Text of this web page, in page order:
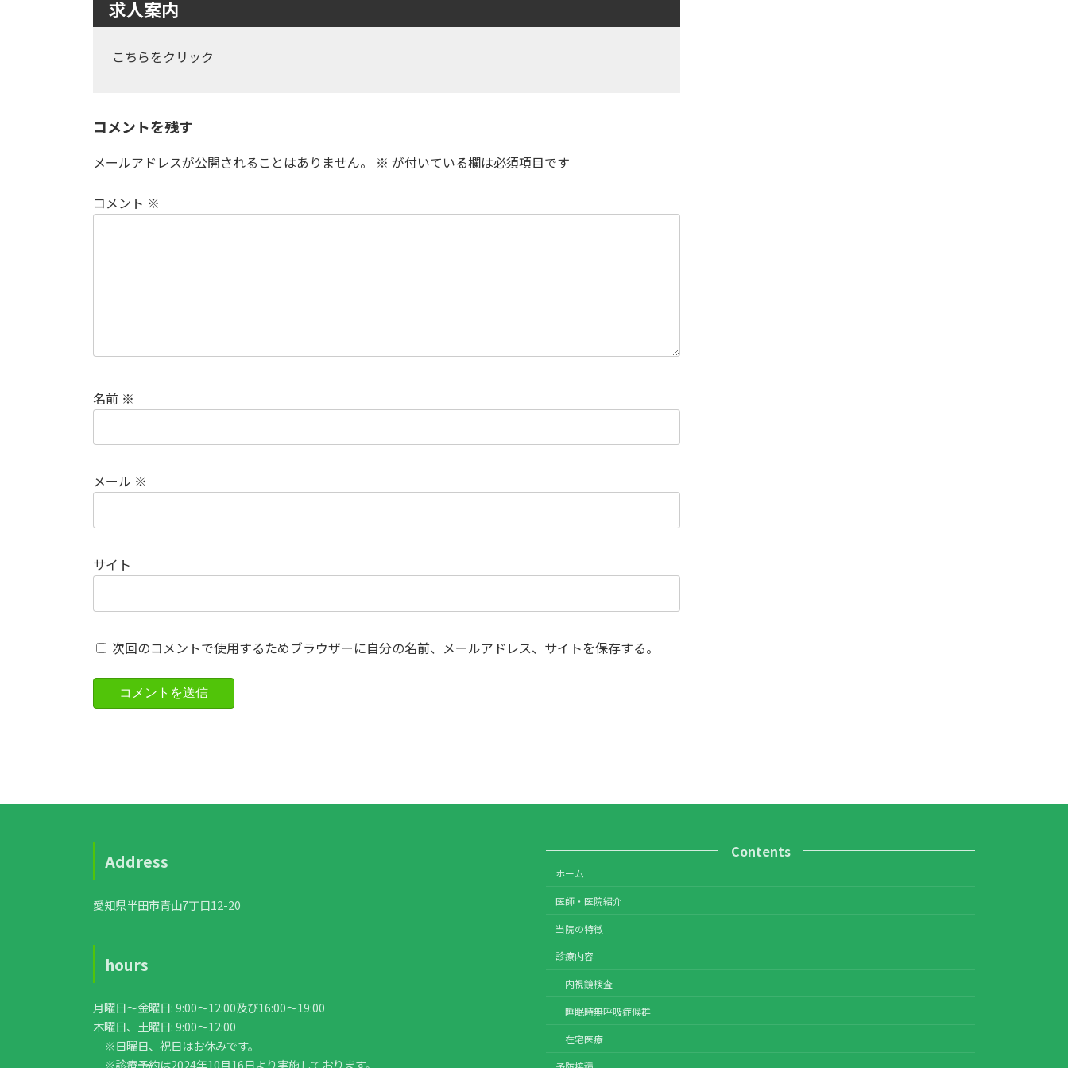
求人案内
こちらをクリック
コメントを残す
メールアドレスが公開されることはありません。 ※ が付いている欄は必須項目です
コメント ※
名前 ※
メール ※
サイト
次回のコメントで使用するためブラウザーに自分の名前、メールアドレス、サイトを保存する。
Address
愛知県半田市青山7丁目12-20
hours
月曜日〜金曜日: 9:00〜12:00及び16:00〜19:00
木曜日、土曜日: 9:00〜12:00
※日曜日、祝日はお休みです。
Contents
ホーム
医師・医院紹介
当院の特徴
診療内容
内視鏡検査
睡眠時無呼吸症候群
在宅医療